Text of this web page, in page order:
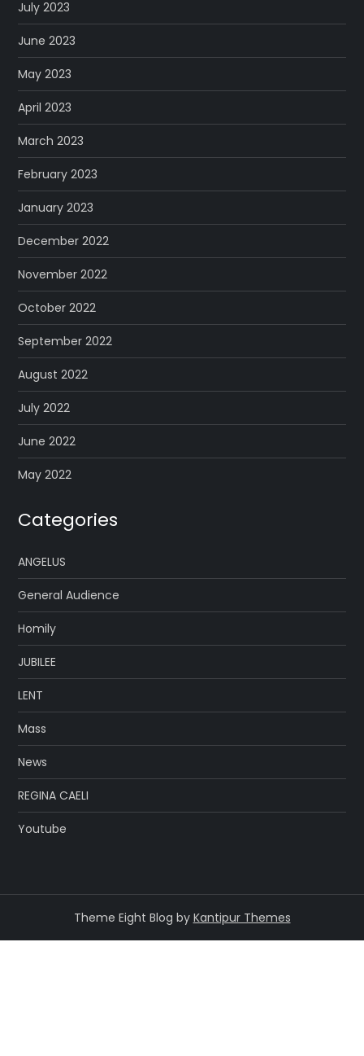
July 2023
June 2023
May 2023
April 2023
March 2023
February 2023
January 2023
December 2022
November 2022
October 2022
September 2022
August 2022
July 2022
June 2022
May 2022
Categories
ANGELUS
General Audience
Homily
JUBILEE
LENT
Mass
News
REGINA CAELI
Youtube
Theme Eight Blog by Kantipur Themes